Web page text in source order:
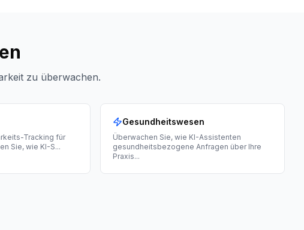
zu überwachen.
Tracking für
Sie, wie KI-S...
Gesundheitswesen
Überwachen Sie, wie KI-Assistenten
gesundheitsbezogene Anfragen über Ihre
Praxis...